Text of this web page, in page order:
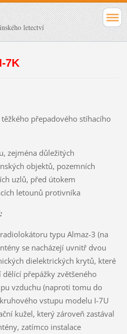
letectví
7K
přepadového stíhacího
zejména důležitých
objektů, pozemních
uzlů, před útokem
letounů protivníka
:
typu Almaz-3 (na
se nacházejí uvnitř dvou
dielektrických krytů, které
přepážky zvětšeného
vzduchu (naproti tomu do
vstupu modelu I-7U
kužel, který zároveň zastával
zatímco instalace